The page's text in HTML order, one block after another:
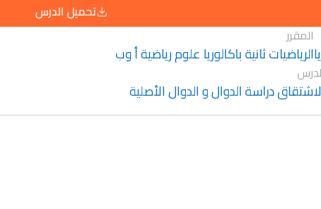
تحميل الدرس
المقرر
الرياضيات ثانية باكالوريا علوم رياضية أ وب
دراسة الدوال و الدوال الأصلية